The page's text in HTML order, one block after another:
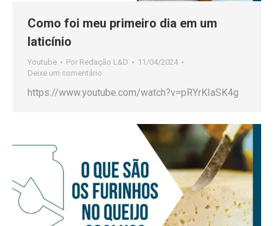
Como foi meu primeiro dia em um
laticínio
Youtube Por Redação L&D
11/04/2024
Deixe um comentário
https://www.youtube.com/watch?v=pRYrKIaSK4g